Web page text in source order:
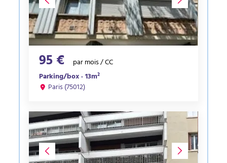
95 €
par mois / CC
Parking/box · 13m²
Paris (75012)